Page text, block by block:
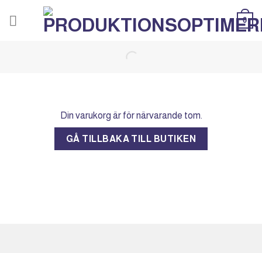
0
Din varukorg är för närvarande tom.
GÅ TILLBAKA TILL BUTIKEN